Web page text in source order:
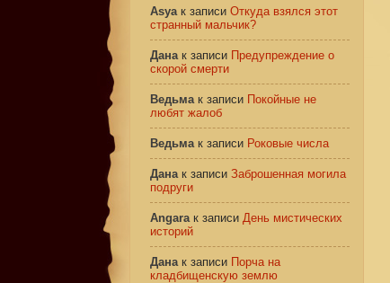
Asyaк записи Откуда взялся этот
странный мальчик?
Данак записи Предупреждение о
скорой смерти
Ведьмак записи Покойные не
любят жалоб
Ведьмак записи Роковые числа
Данак записи Заброшенная могила
подруги
Angaraк записи День мистических
историй
Данак записи Порча на
кладбищенскую землю